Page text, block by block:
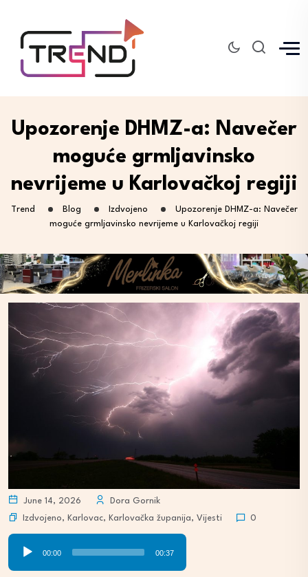
Upozorenje DHMZ-a: Navečer
moguće grmljavinsko
nevrijeme u Karlovačkoj regiji
Trend Blog Izdvojeno
Upozorenje DHMZ-a: Navečer
moguće grmljavinsko nevrijeme u Karlovačkoj regiji
June 14, 2026
Dora Gornik
Izdvojeno, Karlovac, Karlovačka županija, Vijesti 0
Audio
Player
00:00 00:37